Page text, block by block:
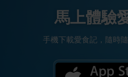
馬上體驗
手機下載愛食記，隨時